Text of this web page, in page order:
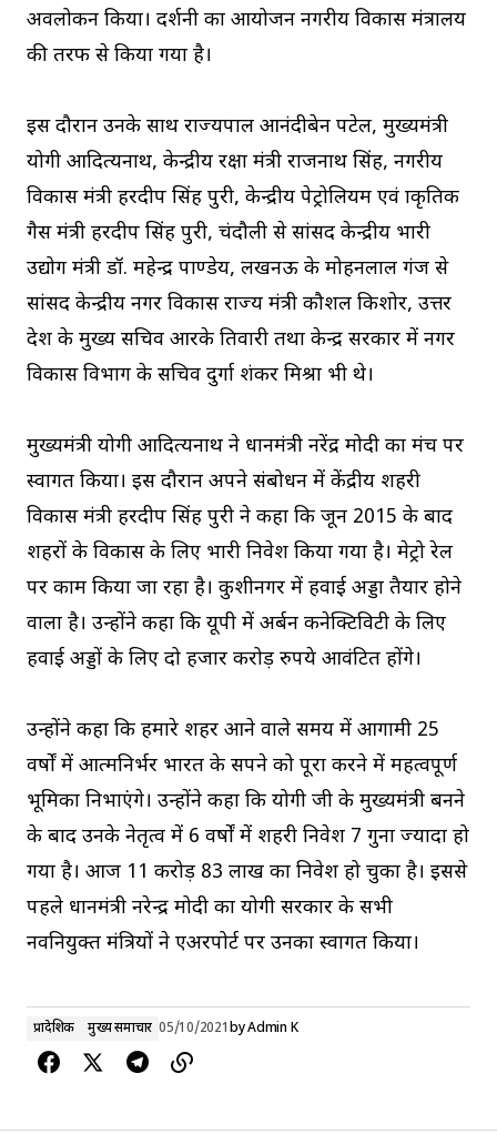
अवलोकन किया। प्रदर्शनी का आयोजन नगरीय विकास मंत्रालय
की तरफ से किया गया है।
इस दौरान उनके साथ राज्यपाल आनंदीबेन पटेल, मुख्यमंत्री
योगी आदित्यनाथ, केन्द्रीय रक्षा मंत्री राजनाथ सिंह, नगरीय
विकास मंत्री हरदीप सिंह पुरी, केन्द्रीय पेट्रोलियम एवं प्राकृतिक
गैस मंत्री हरदीप सिंह पुरी, चंदौली से सांसद केन्द्रीय भारी
उद्योग मंत्री डॉ. महेन्द्र पाण्डेय, लखनऊ के मोहनलाल गंज से
सांसद केन्द्रीय नगर विकास राज्य मंत्री कौशल किशोर, उत्तर
प्रदेश के मुख्य सचिव आरके तिवारी तथा केन्द्र सरकार में नगर
विकास विभाग के सचिव दुर्गा शंकर मिश्रा भी थे।
मुख्यमंत्री योगी आदित्यनाथ ने प्रधानमंत्री नरेंद्र मोदी का मंच पर
स्वागत किया। इस दौरान अपने संबोधन में केंद्रीय शहरी
विकास मंत्री हरदीप सिंह पुरी ने कहा कि जून 2015 के बाद
शहरों के विकास के लिए भारी निवेश किया गया है। मेट्रो रेल
पर काम किया जा रहा है। कुशीनगर में हवाई अड्डा तैयार होने
वाला है। उन्होंने कहा कि यूपी में अर्बन कनेक्टिविटी के लिए
हवाई अड्डों के लिए दो हजार करोड़ रुपये आवंटित होंगे।
उन्होंने कहा कि हमारे शहर आने वाले समय में आगामी 25
वर्षों में आत्मनिर्भर भारत के सपने को पूरा करने में महत्वपूर्ण
भूमिका निभाएंगे। उन्होंने कहा कि योगी जी के मुख्यमंत्री बनने
के बाद उनके नेतृत्व में 6 वर्षों में शहरी निवेश 7 गुना ज्यादा हो
गया है। आज 11 करोड़ 83 लाख का निवेश हो चुका है। इससे
पहले प्रधानमंत्री नरेन्द्र मोदी का योगी सरकार के सभी
नवनियुक्त मंत्रियों ने एअरपोर्ट पर उनका स्वागत किया।
प्रादेशिक मुख्य समाचार 05/10/2021byAdmin K